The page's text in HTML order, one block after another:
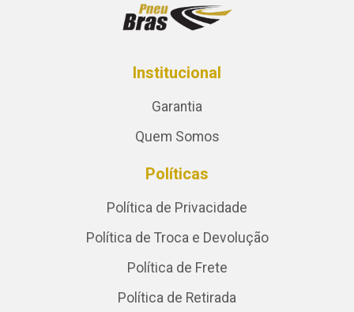
Institucional
Garantia
Quem Somos
Políticas
Política de Privacidade
Política de Troca e Devolução
Política de Frete
Política de Retirada